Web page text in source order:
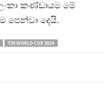
කණ්ඩායම මේ
පෙන්වා දෙයි.
T20 WORLD CUP 2024